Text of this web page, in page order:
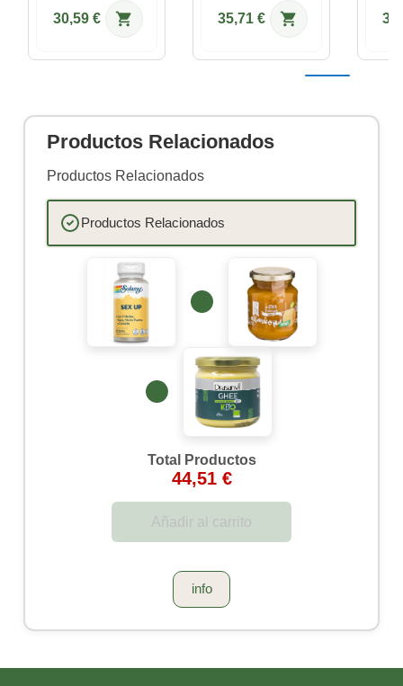
30,59 € shopping_cart 35,71 € shopping_cart
Productos Relacionados
Productos Relacionados
Productos Relacionados
Total Productos
44,51 €
Añadir al carrito
info